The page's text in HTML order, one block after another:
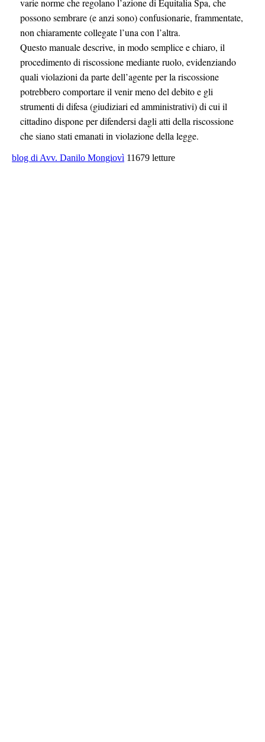
varie norme che regolano l’azione di Equitalia Spa, che
possono sembrare (e anzi sono) confusionarie, frammentate,
non chiaramente collegate l’una con l’altra.
Questo manuale descrive, in modo semplice e chiaro, il
procedimento di riscossione mediante ruolo, evidenziando
quali violazioni da parte dell’agente per la riscossione
potrebbero comportare il venir meno del debito e gli
strumenti di difesa (giudiziari ed amministrativi) di cui il
cittadino dispone per difendersi dagli atti della riscossione
che siano stati emanati in violazione della legge.
blog di Avv. Danilo Mongiovì 11679 letture